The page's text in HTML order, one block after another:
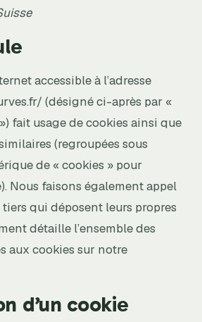
accessible à l’adresse
(désigné ci-après par «
fait usage de cookies ainsi que
(regroupées sous
de « cookies » pour
Nous faisons également appel
qui déposent leurs propres
détaille l’ensemble des
aux cookies sur notre
d’un cookie